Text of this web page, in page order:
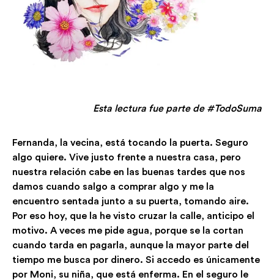
Esta lectura fue parte de #TodoSuma
Fernanda, la vecina, está tocando la puerta. Seguro
algo quiere. Vive justo frente a nuestra casa, pero
nuestra relación cabe en las buenas tardes que nos
damos cuando salgo a comprar algo y me la
encuentro sentada junto a su puerta, tomando aire.
Por eso hoy, que la he visto cruzar la calle, anticipo el
motivo. A veces me pide agua, porque se la cortan
cuando tarda en pagarla, aunque la mayor parte del
tiempo me busca por dinero. Si accedo es únicamente
por Moni, su niña, que está enferma. En el seguro le